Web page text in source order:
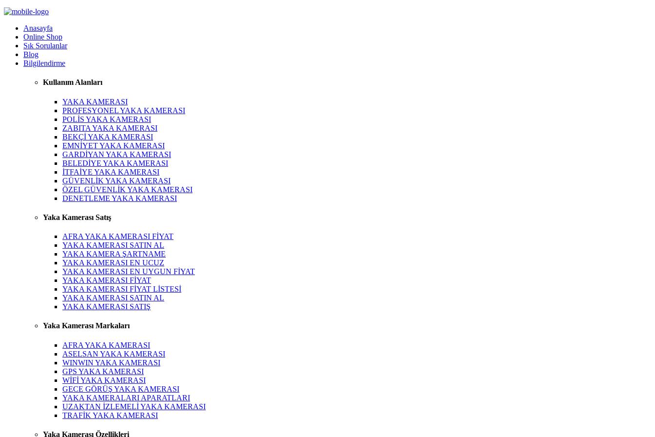
Anasayfa
Online Shop
Sık Sorulanlar
Blog
Bilgilendirme
Kullanım Alanları
YAKA KAMERASI
PROFESYONEL YAKA KAMERASI
POLİS YAKA KAMERASI
ZABITA YAKA KAMERASI
BEKÇİ YAKA KAMERASI
EMNİYET YAKA KAMERASI
GARDİYAN YAKA KAMERASI
BELEDİYE YAKA KAMERASI
İTFAİYE YAKA KAMERASI
GÜVENLİK YAKA KAMERASI
ÖZEL GÜVENLİK YAKA KAMERASI
DENETLEME YAKA KAMERASI
Yaka Kamerası Satış
AFRA YAKA KAMERASI FİYAT
YAKA KAMERASI SATIN AL
YAKA KAMERA ŞARTNAME
YAKA KAMERASI EN UCUZ
YAKA KAMERASI EN UYGUN FİYAT
YAKA KAMERASI FİYAT
YAKA KAMERASI FİYAT LİSTESİ
YAKA KAMERASI SATIN AL
YAKA KAMERASI SATIŞ
Yaka Kamerası Markaları
AFRA YAKA KAMERASI
ASELSAN YAKA KAMERASI
WINWIN YAKA KAMERASI
GPS YAKA KAMERASI
WİFİ YAKA KAMERASI
GECE GÖRÜŞ YAKA KAMERASI
YAKA KAMERALARI APARATLARI
UZAKTAN İZLEMELİ YAKA KAMERASI
TRAFİK YAKA KAMERASI
Yaka Kamerası Özellikleri